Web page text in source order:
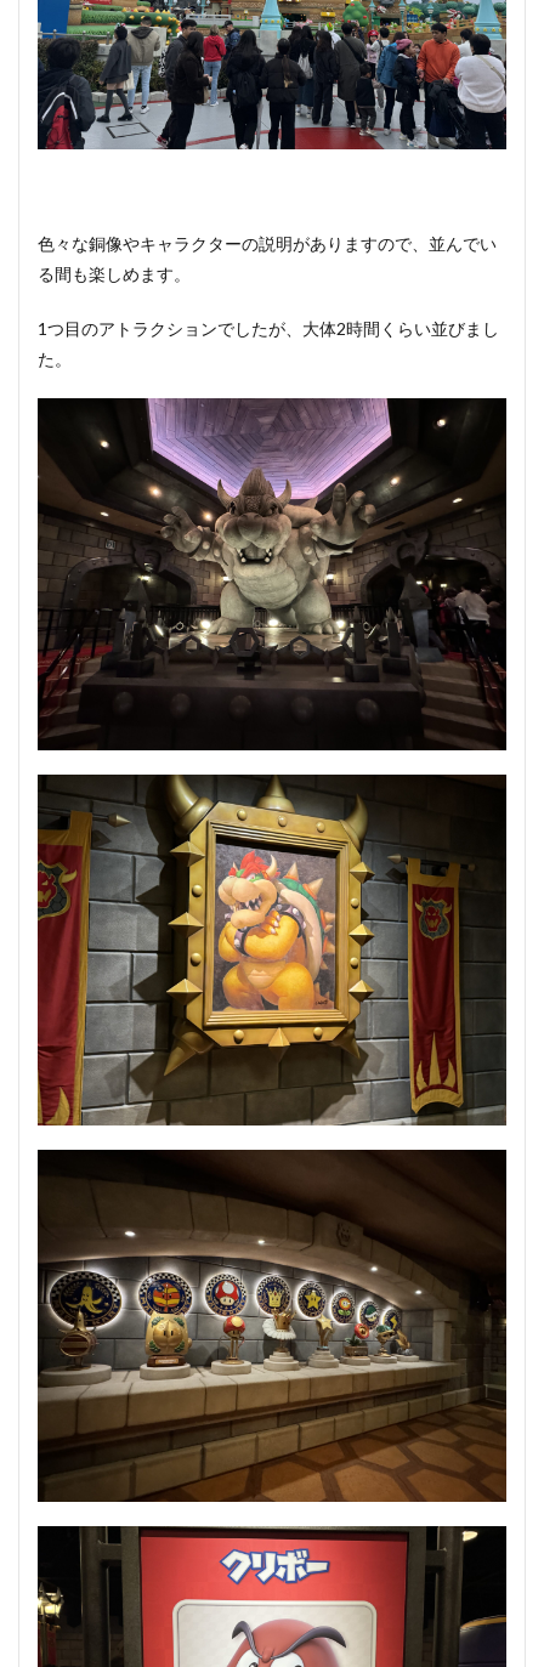
色々な銅像やキャラクターの説明がありますので、並んでい
る間も楽しめます。
1つ目のアトラクションでしたが、大体2時間くらい並びまし
た。